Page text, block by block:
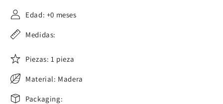
Edad: +0 meses
Medidas:
Piezas: 1 pieza
Material: Madera
Packaging: